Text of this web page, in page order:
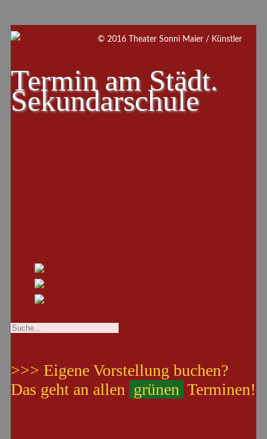
Termin am Städt.
Sekundarschule
>>> Eigene Vorstellung buchen?
Das geht an allen grünen Terminen!
© 2016 Theater Sonni Maier / Künstler